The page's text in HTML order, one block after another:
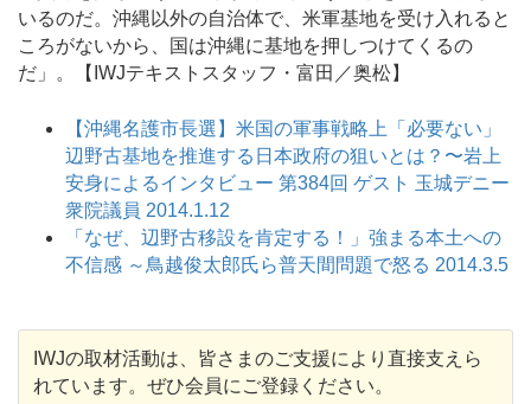
いるのだ。沖縄以外の自治体で、米軍基地を受け入れると
ころがないから、国は沖縄に基地を押しつけてくるの
だ」。【IWJテキストスタッフ・富田／奥松】
【沖縄名護市長選】米国の軍事戦略上「必要ない」
辺野古基地を推進する日本政府の狙いとは？〜岩上
安身によるインタビュー 第384回 ゲスト 玉城デニー
衆院議員 2014.1.12
「なぜ、辺野古移設を肯定する！」強まる本土への
不信感 ～鳥越俊太郎氏ら普天間問題で怒る 2014.3.5
IWJの取材活動は、皆さまのご支援により直接支えら
れています。ぜひ会員にご登録ください。